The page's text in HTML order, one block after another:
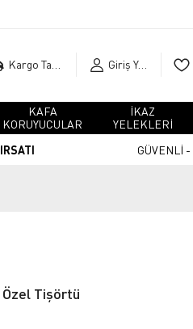
Giriş Yap
KAFA
KORUYUCULAR
İKAZ
YELEKLERİ
GÜVENLİ -
Tişörtü